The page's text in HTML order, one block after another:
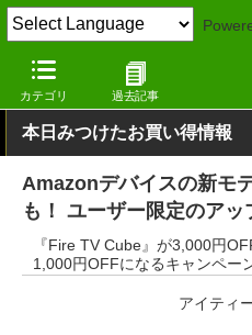
カテゴリ 過去記事
窓の杜 システム・ファイル
本日みつけたお買い得情報
Amazonデバイスの新モ
も！ ユーザー限定のア
『Fire TV Cube』が3,000円
1,000円OFFになるキャンペー
アイティ